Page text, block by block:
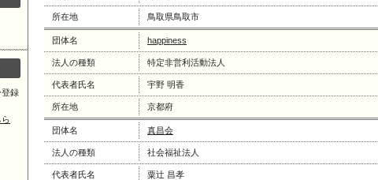
登録
所在地 鳥取県鳥取市
団体名 happiness
法人の種類 特定非営利活動法人
代表者氏名 宇野 明香
所在地 京都府
団体名 真昌会
法人の種類 社会福祉法人
代表者氏名 粟辻󠄀 昌孝